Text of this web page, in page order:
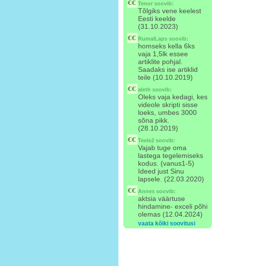
Tenor soovib:
Tõlgiks vene keelest
Eesti keelde
(31.10.2023)
RumalLaps soovib:
homseks kella 6ks
vaja 1,5lk essee
artiklite pohjal.
Saadaks ise artiklid
teile (10.10.2019)
aleth soovib:
Oleks vaja kedagi, kes
videole skripti sisse
loeks, umbes 3000
sõna pikk.
(28.10.2019)
Teele2 soovib:
Vajab tuge oma
lastega tegelemiseks
kodus. (vanus1-5)
Ideed just Sinu
lapsele. (22.03.2020)
Annes soovib:
aktsia väärtuse
hindamine- exceli põhi
olemas (12.04.2024)
vaata kõiki soovitusi